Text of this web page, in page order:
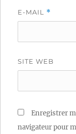
E-MAIL *
SITE WEB
Enregistrer
navigateur pour